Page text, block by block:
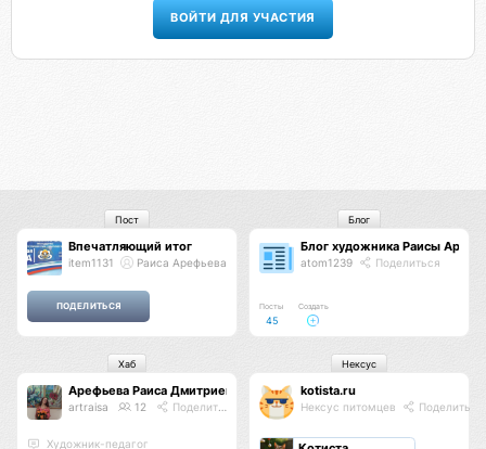
ВОЙТИ ДЛЯ УЧАСТИЯ
Впечатляющий итог
item1131 Раиса Арефьева
Пост
Блог художника Раисы
atom1239 Поделиться
Посты
45
Создать
Блог
Арефьева Раиса Дмитриевна
artraisa 12 Поделиться
Художник-педагог
Хаб
kotista.ru
Нексус питомцев Поделиться
Нексус